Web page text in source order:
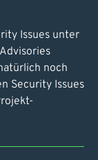
Issues unter
noch
Security Issues